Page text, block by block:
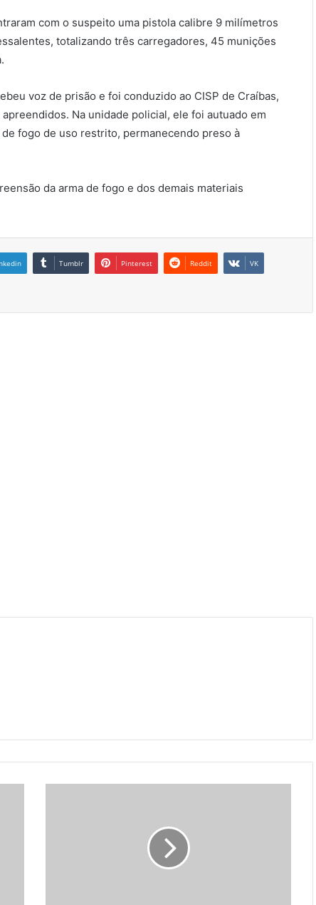
com o suspeito uma pistola calibre 9 milímetros
totalizando três carregadores, 45 munições
voz de prisão e foi conduzido ao CISP de Craíbas,
Na unidade policial, ele foi autuado em
fogo de uso restrito, permanecendo preso à
da arma de fogo e dos demais materiais
Tumblr Pinterest Reddit VK